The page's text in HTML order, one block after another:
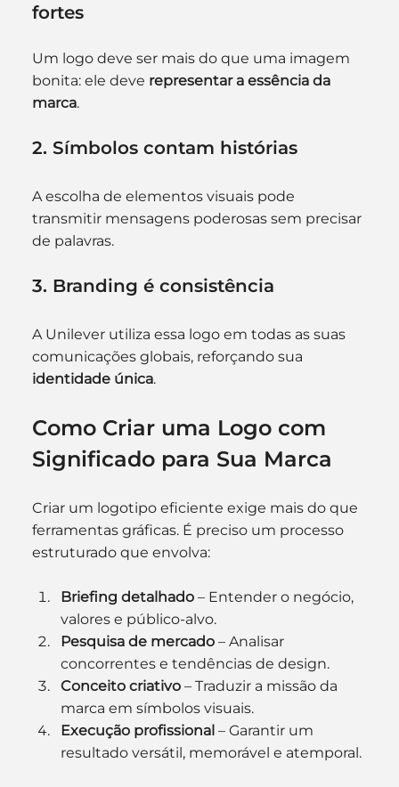
fortes
Um logo deve ser mais do que uma imagem
bonita: ele deve representar a essência da
marca.
2. Símbolos contam histórias
A escolha de elementos visuais pode
transmitir mensagens poderosas sem precisar
de palavras.
3. Branding é consistência
A Unilever utiliza essa logo em todas as suas
comunicações globais, reforçando sua
identidade única.
Como Criar uma Logo com
Significado para Sua Marca
Criar um logotipo eficiente exige mais do que
ferramentas gráficas. É preciso um processo
estruturado que envolva:
Briefing detalhado – Entender o negócio,
valores e público-alvo.
Pesquisa de mercado – Analisar
concorrentes e tendências de design.
Conceito criativo – Traduzir a missão da
marca em símbolos visuais.
Execução profissional – Garantir um
resultado versátil, memorável e atemporal.